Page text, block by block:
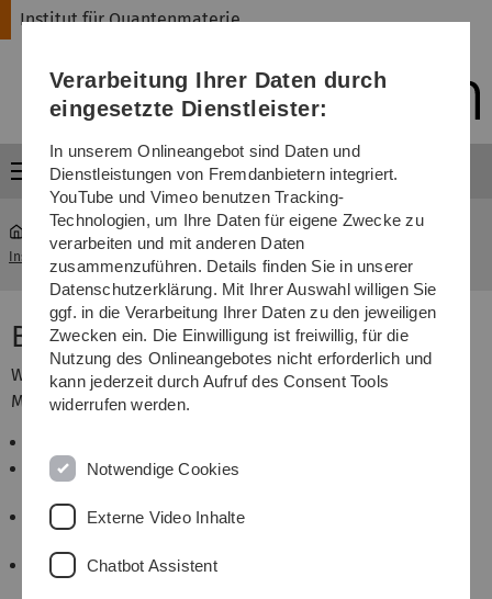
Direkt
Direkt
Direkt
(Sprache,
Drucken,
Media)
Direkt
Direkt
Institut für Quantenmaterie
Menü
Institut für Quantenmaterie
Bachelor- and Master theses
We always have a number of topics for Bachelor and
Master theses available. Examples range from
applications of electric, magnetic or radiofrequency
stabilization and monitoring of experimental
programming, data analysis and simulation
Verarbeitung Ihrer Daten durch
eingesetzte Dienstleister:
In unserem Onlineangebot sind Daten und
Dienstleistungen von Fremdanbietern integriert.
YouTube und Vimeo benutzen Tracking-
Technologien, um Ihre Daten für eigene Zwecke zu
verarbeiten und mit anderen Daten
zusammenzuführen. Details finden Sie in unserer
Datenschutzerklärung. Mit Ihrer Auswahl willigen Sie
ggf. in die Verarbeitung Ihrer Daten zu den jeweiligen
Zwecken ein. Die Einwilligung ist freiwillig, für die
Nutzung des Onlineangebotes nicht erforderlich und
kann jederzeit durch Aufruf des Consent Tools
widerrufen werden.
Notwendige Cookies
Externe Video Inhalte
Chatbot Assistent